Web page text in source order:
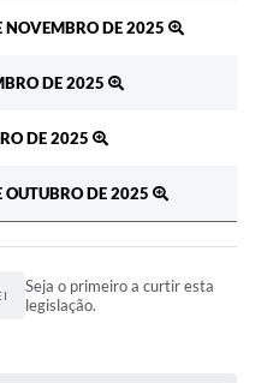
NOVEMBRO DE 2025
DE 2025
DE 2025
OUTUBRO DE 2025
Seja o primeiro a curtir esta
legislação.